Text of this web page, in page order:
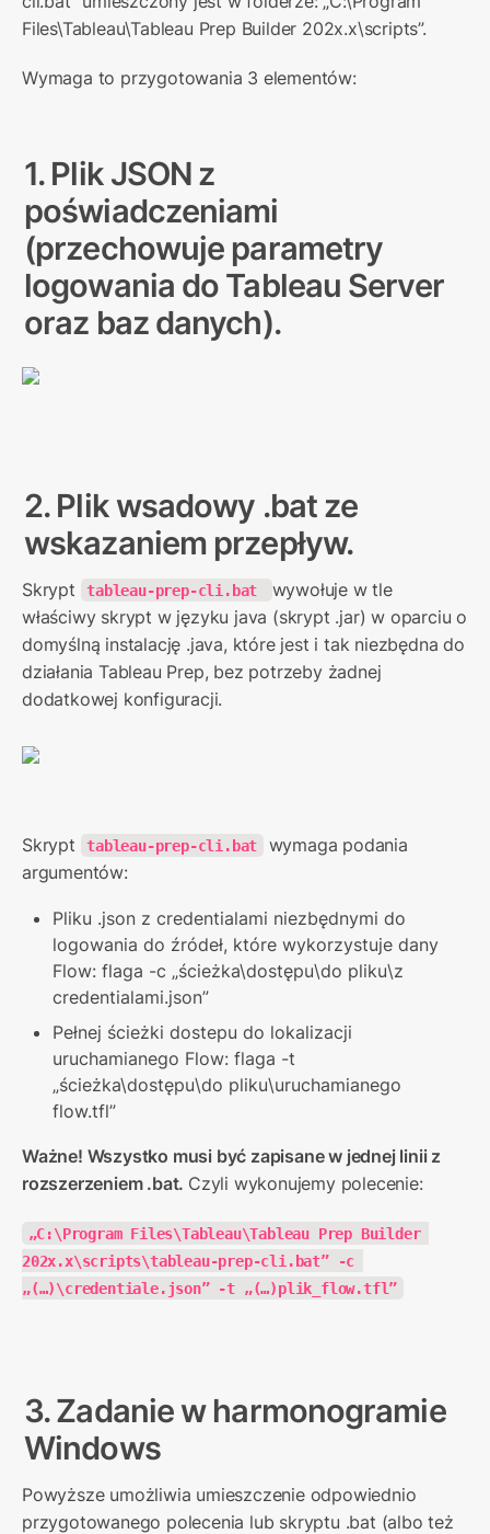
Files\Tableau\Tableau Prep Builder 202x.x\scripts”.
Wymaga to przygotowania 3 elementów:
1. Plik JSON z
poświadczeniami
(przechowuje parametry
logowania do Tableau Server
oraz baz danych).
2. Plik wsadowy .bat ze
wskazaniem przepływ.
Skrypt tableau-prep-cli.bat
wywołuje w tle
właściwy skrypt w języku java (skrypt .jar) w oparciu o
domyślną instalację .java, które jest i tak niezbędna do
działania Tableau Prep, bez potrzeby żadnej
dodatkowej konfiguracji.
Skrypt tableau-prep-cli.bat
wymaga podania
argumentów:
Pliku .json z credentialami niezbędnymi do
logowania do źródeł, które wykorzystuje dany
Flow: flaga -c „ścieżka\dostępu\do pliku\z
credentialami.json”
Pełnej ścieżki dostepu do lokalizacji
uruchamianego Flow: flaga -t
„ścieżka\dostępu\do pliku\uruchamianego
flow.tfl”
Ważne! Wszystko musi być zapisane w jednej linii z
rozszerzeniem .bat. Czyli wykonujemy polecenie:
„C:\Program Files\Tableau\Tableau Prep Builder
202x.x\scripts\tableau-prep-cli.bat” -c
„(…)\credentiale.json” -t „(…)plik_flow.tfl”
3. Zadanie w harmonogramie
Windows
Powyższe umożliwia umieszczenie odpowiednio
przygotowanego polecenia lub skryptu .bat (albo też